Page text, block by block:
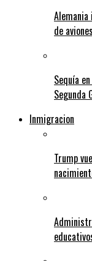
de
Sequía
Segunda
Inmigracion
Trump